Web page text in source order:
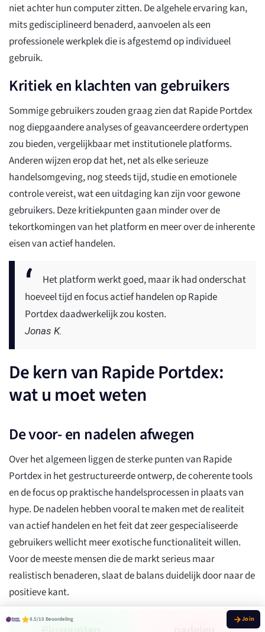
niet achter hun computer zitten. De algehele ervaring kan,
mits gedisciplineerd benaderd, aanvoelen als een
professionele werkplek die is afgestemd op individueel
gebruik.
Kritiek en klachten van gebruikers
Sommige gebruikers zouden graag zien dat Rapide Portdex
nog diepgaandere analyses of geavanceerdere ordertypen
zou bieden, vergelijkbaar met institutionele platforms.
Anderen wijzen erop dat het, net als elke serieuze
handelsomgeving, nog steeds tijd, studie en emotionele
controle vereist, wat een uitdaging kan zijn voor gewone
gebruikers. Deze kritiekpunten gaan minder over de
tekortkomingen van het platform en meer over de inherente
eisen van actief handelen.
Het platform werkt goed, maar ik had onderschat
hoeveel tijd en focus actief handelen op Rapide
Portdex daadwerkelijk zou kosten.
Jonas K.
De kern van Rapide Portdex:
wat u moet weten
De voor- en nadelen afwegen
Over het algemeen liggen de sterke punten van Rapide
Portdex in het gestructureerde ontwerp, de coherente tools
en de focus op praktische handelsprocessen in plaats van
hype. De nadelen hebben vooral te maken met de realiteit
van actief handelen en het feit dat zeer gespecialiseerde
gebruikers wellicht meer exotische functionaliteit willen.
Voor de meeste mensen die de markt serieus maar
realistisch benaderen, slaat de balans duidelijk door naar de
positieve kant.
8.5/10 Beoordeling